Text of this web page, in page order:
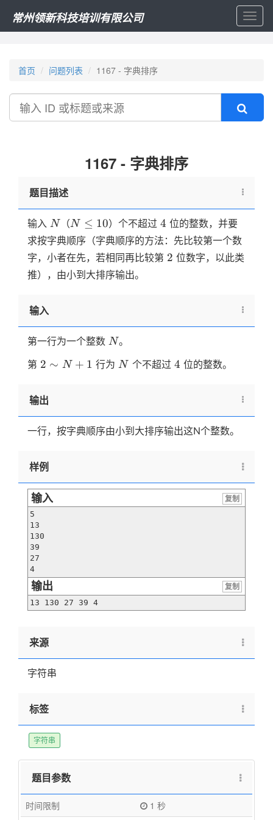
常州领新科技培训有限公司
首页 问题列表 1167 - 字典排序
搜
1167 - 字典排序
题目描述
输入 N
N （N
\le
10
N ≤ 10）个不超过 4
4 位的整数，并要
求按字典顺序（字典顺序的方法：先比较第一个数
字，小者在先，若相同再比较第 2
2 位数字，以此类
推），由小到大排序输出。
输入
第一行为一个整数 N
N。
第 2
2 ∼ N + 1 行为N
N 个不超过 4
4 位的整数。
输出
一行，按字典顺序由小到大排序输出这N个整数。
样例
输入
复制
5
13
130
39
27
4
输出
复制
13 130 27 39 4
来源
字符串
标签
字符串
题目参数
时间限制 1 秒